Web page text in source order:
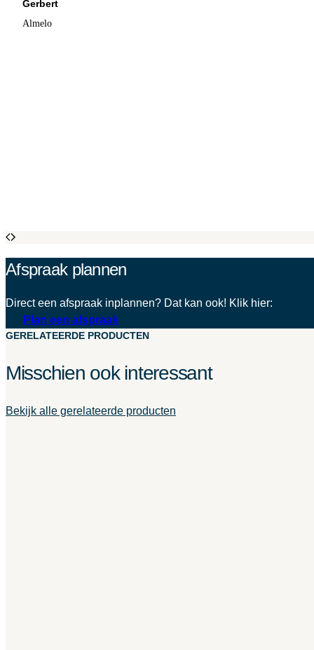
Gerbert
Almelo
Afspraak plannen
Direct een afspraak inplannen? Dat kan ook! Klik hier:
Plan een afspraak
GERELATEERDE PRODUCTEN
Misschien ook interessant
Bekijk alle gerelateerde producten